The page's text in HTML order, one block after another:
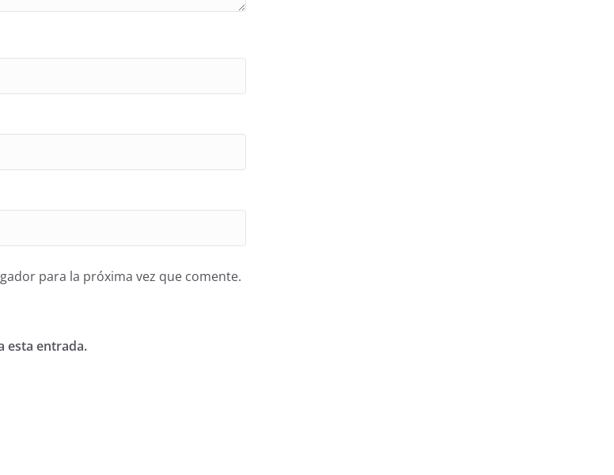
para la próxima vez que comente.
esta entrada.